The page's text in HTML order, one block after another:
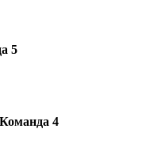
5
Команда 4